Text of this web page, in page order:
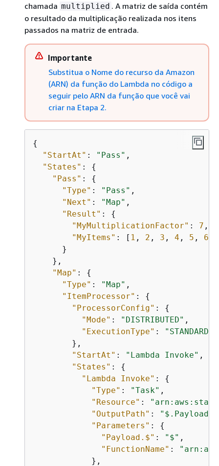
chamada multiplied . A matriz de saída contém
o resultado da multiplicação realizada nos itens
passados na matriz de entrada.
Importante
Substitua o Nome do recurso da Amazon
(ARN) da função do Lambda no código a
seguir pelo ARN da função que você vai
criar na Etapa 2.
{
"StartAt" : "Pass" ,
"States" : {
"Pass" : {
"Type" : "Pass" ,
"Next" : "Map" ,
"Result" : {
"MyMultiplicationFactor" : 7 ,
"MyItems" : [ 1 , 2 , 3 , 4 , 5 , 6
      }
    },
"Map" : {
"Type" : "Map" ,
"ItemProcessor" : {
"ProcessorConfig" : {
"Mode" : "DISTRIBUTED" ,
"ExecutionType" :
"STANDARD"
        },
"StartAt" : "Lambda Invoke" ,
"States" : {
"Lambda Invoke" : {
"Type" : "Task" ,
"Resource" :
"OutputPath" : "$.Payload"
"Parameters" : {
"Payload.$" : "$" ,
"FunctionName" :
            },